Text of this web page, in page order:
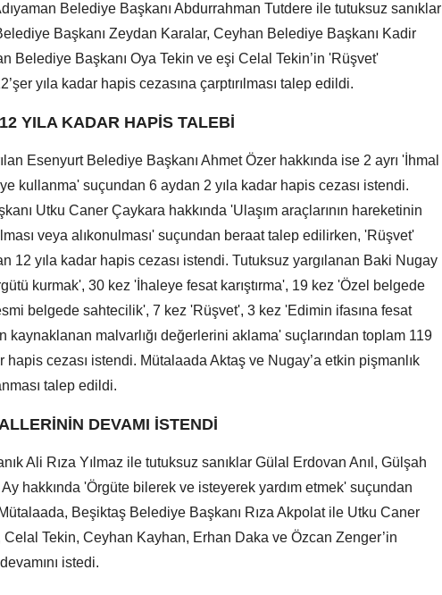
Belediye Başkanı Abdurrahman Tutdere ile tutuksuz sanıklar
Başkanı Zeydan Karalar, Ceyhan Belediye Başkanı Kadir
Belediye Başkanı Oya Tekin ve eşi Celal Tekin’in 'Rüşvet'
yıla kadar hapis cezasına çarptırılması talep edildi.
YILA KADAR HAPİS TALEBİ
Esenyurt Belediye Başkanı Ahmet Özer hakkında ise 2 ayrı 'İhmal
kullanma' suçundan 6 aydan 2 yıla kadar hapis cezası istendi.
Utku Caner Çaykara hakkında 'Ulaşım araçlarının hareketinin
veya alıkonulması' suçundan beraat talep edilirken, 'Rüşvet'
12 yıla kadar hapis cezası istendi. Tutuksuz yargılanan Baki Nugay
kurmak', 30 kez 'İhaleye fesat karıştırma', 19 kez 'Özel belgede
belgede sahtecilik', 7 kez 'Rüşvet', 3 kez 'Edimin ifasına fesat
kaynaklanan malvarlığı değerlerini aklama' suçlarından toplam 119
hapis cezası istendi. Mütalaada Aktaş ve Nugay’a etkin pişmanlık
talep edildi.
DEVAMI İSTENDİ
Ali Rıza Yılmaz ile tutuksuz sanıklar Gülal Erdovan Anıl, Gülşah
hakkında 'Örgüte bilerek ve isteyerek yardım etmek' suçundan
Beşiktaş Belediye Başkanı Rıza Akpolat ile Utku Caner
Tekin, Ceyhan Kayhan, Erhan Daka ve Özcan Zenger’in
istedi.